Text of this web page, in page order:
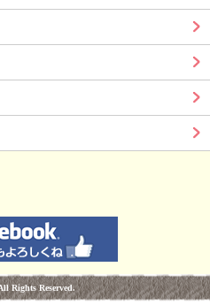
Rights Reserved.